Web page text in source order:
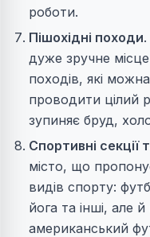
роботи.
Пішохідні походи
дуже зручне
походів, які
проводити цілий
зупиняє бруд,
Спортивні секції
місто, що
видів спорту:
йога та інші, але
американський